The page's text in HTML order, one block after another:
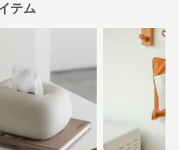
テム